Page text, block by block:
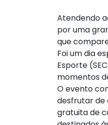
Atendendo
por uma
que
Foi um dia
Esporte
momentos
O evento
desfrutar de
gratuita de